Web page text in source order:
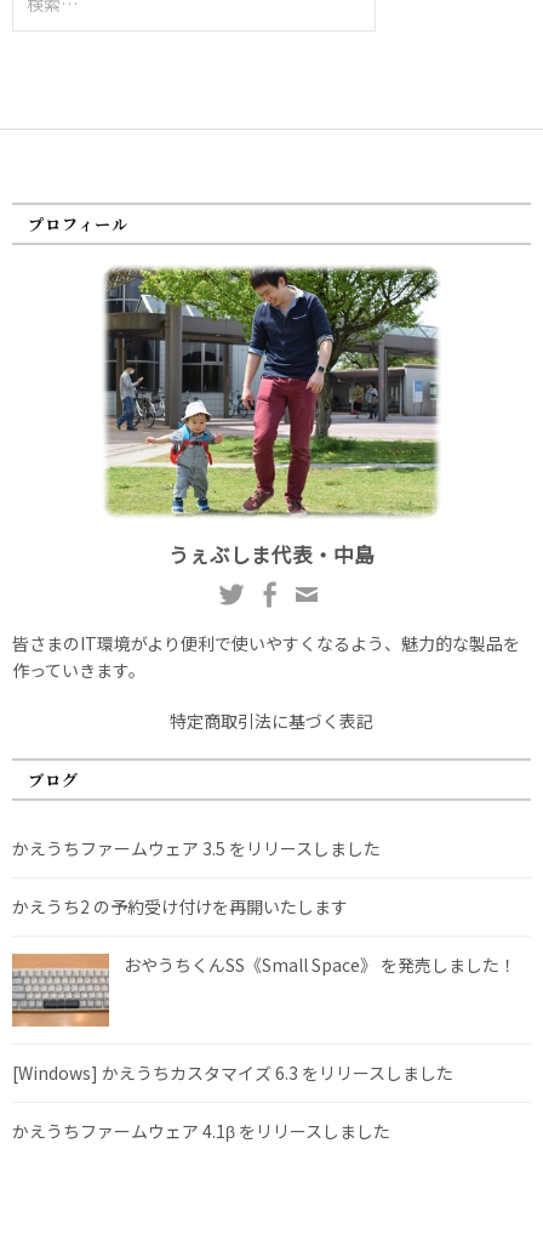
索:
プロフィール
うぇぶしま代表・中島
皆さまのIT環境がより便利で使いやすくなるよう、魅力的な製品を
作っていきます。
特定商取引法に基づく表記
ブログ
かえうちファームウェア 3.5 をリリースしました
かえうち2 の予約受け付けを再開いたします
おやうちくんSS《Small Space》 を発売しました！
[Windows] かえうちカスタマイズ 6.3 をリリースしました
かえうちファームウェア 4.1β をリリースしました